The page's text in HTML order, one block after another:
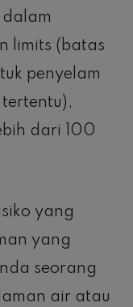
limits (batas
penyelam
dari 100
yang
yang
seorang
air atau